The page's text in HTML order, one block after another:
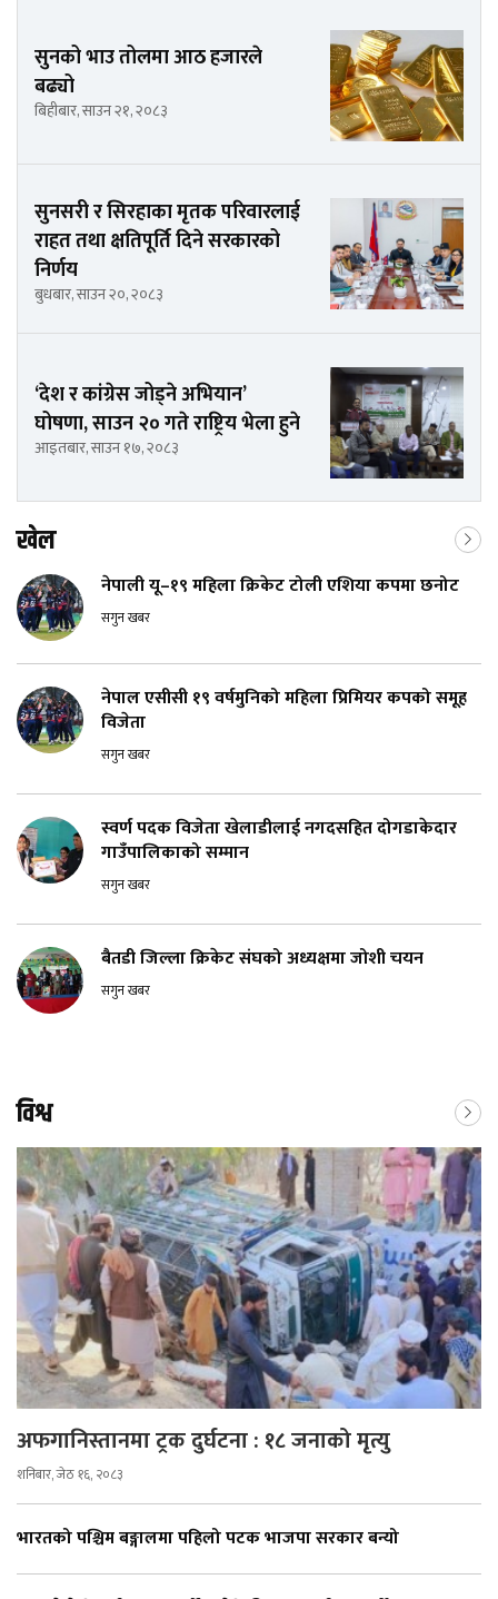
सुनको भाउ तोलमा आठ हजारले
बढ्यो
बिहीबार, साउन २१, २०८३
सुनसरी र सिरहाका मृतक परिवारलाई
राहत तथा क्षतिपूर्ति दिने सरकारको
निर्णय
बुधबार, साउन २०, २०८३
‘देश र कांग्रेस जोड्ने अभियान’
घोषणा, साउन २० गते राष्ट्रिय भेला हुने
आइतबार, साउन १७, २०८३
खेल
नेपाली यू–१९ महिला क्रिकेट टोली एशिया कपमा छनोट
सगुन खबर
नेपाल एसीसी १९ वर्षमुनिको महिला प्रिमियर कपको समूह
विजेता
सगुन खबर
स्वर्ण पदक विजेता खेलाडीलाई नगदसहित दोगडाकेदार
गाउँपालिकाको सम्मान
सगुन खबर
बैतडी जिल्ला क्रिकेट संघको अध्यक्षमा जोशी चयन
सगुन खबर
विश्व
अफगानिस्तानमा ट्रक दुर्घटना : १८ जनाको मृत्यु
शनिबार, जेठ १६, २०८३
भारतको पश्चिम बङ्गालमा पहिलो पटक भाजपा सरकार बन्यो